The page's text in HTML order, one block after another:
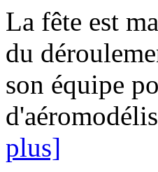
La fête est
du
son équipe
plus]